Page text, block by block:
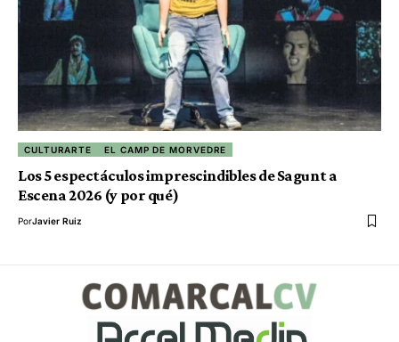
CULTURARTE EL CAMP DE MORVEDRE
Los 5 espectáculos imprescindibles de Sagunt a
Escena 2026 (y por qué)
PorJavier Ruiz